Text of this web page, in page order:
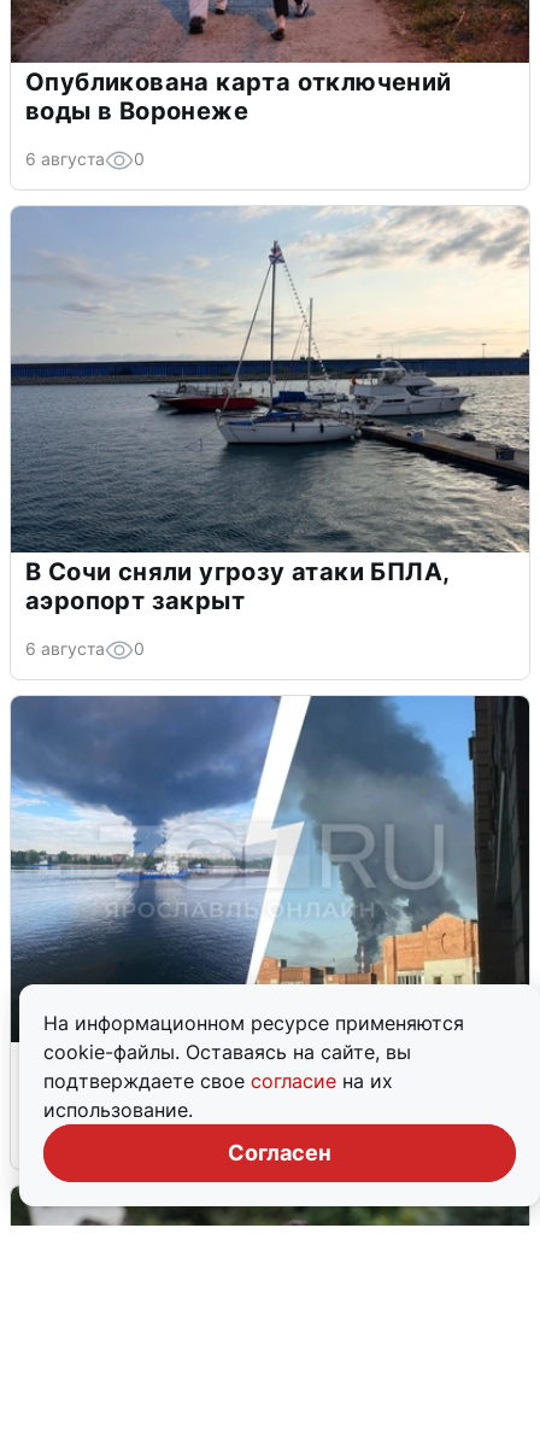
На информационном ресурсе применяются
cookie-файлы. Оставаясь на сайте, вы
подтверждаете свое согласие на их
использование.
Согласен
Опубликована карта отключений
воды в Воронеже
6 августа 0
В Сочи сняли угрозу атаки БПЛА,
аэропорт закрыт
6 августа 0
Ночная атака БПЛА на Ярославль:
попадания и последствия
6 августа